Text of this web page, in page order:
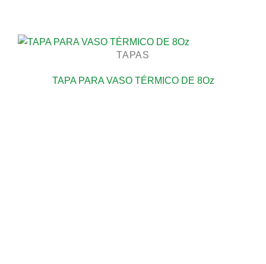
TAPAS
TAPA PARA VASO TÉRMICO DE 8Oz